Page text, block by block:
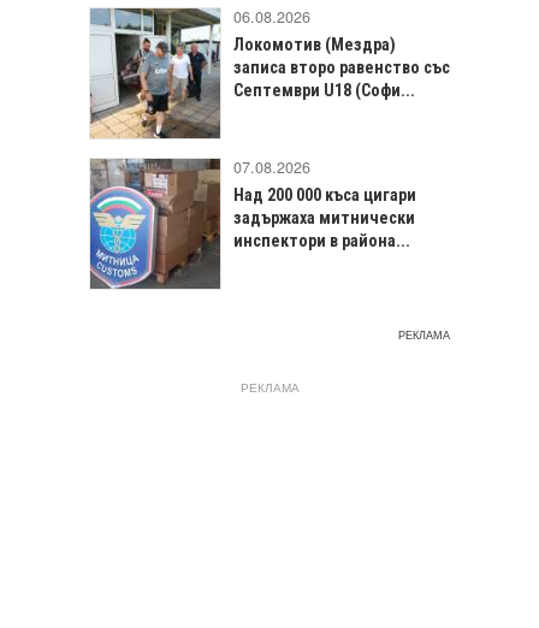
06.08.2026
Локомотив (Мездра)
записа второ равенство със
Септември U18 (Софи...
07.08.2026
Над 200 000 къса цигари
задържаха митнически
инспектори в района...
РЕКЛАМА
РЕКЛАМА